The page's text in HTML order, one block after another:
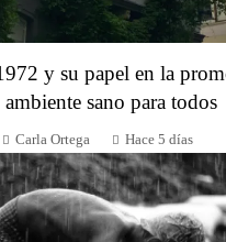
y su papel en la
sano para todos
Carla Ortega Hace 5 días